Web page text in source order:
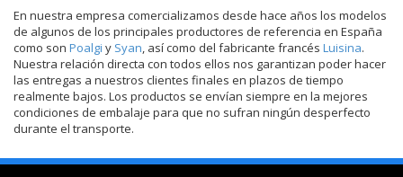
En nuestra empresa comercializamos desde hace años los modelos
de algunos de los principales productores de referencia en España
como son Poalgi y Syan , así como del fabricante francés Luisina.
Nuestra relación directa con todos ellos nos garantizan poder hacer
las entregas a nuestros clientes finales en plazos de tiempo
realmente bajos. Los productos se envían siempre en la mejores
condiciones de embalaje para que no sufran ningún desperfecto
durante el transporte.